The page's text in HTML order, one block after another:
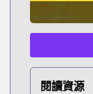
閱讀資源